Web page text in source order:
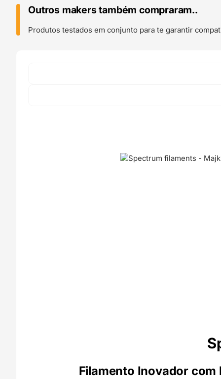
1kg
Aurora
Bloom
Outros makers também compraram..
Produtos testados em conjunto para te garantir
Filamento Inovador com